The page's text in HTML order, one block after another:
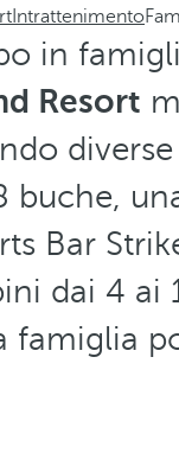
Intrattenimento
in
Resort
buche,
Bar
dai 4 ai